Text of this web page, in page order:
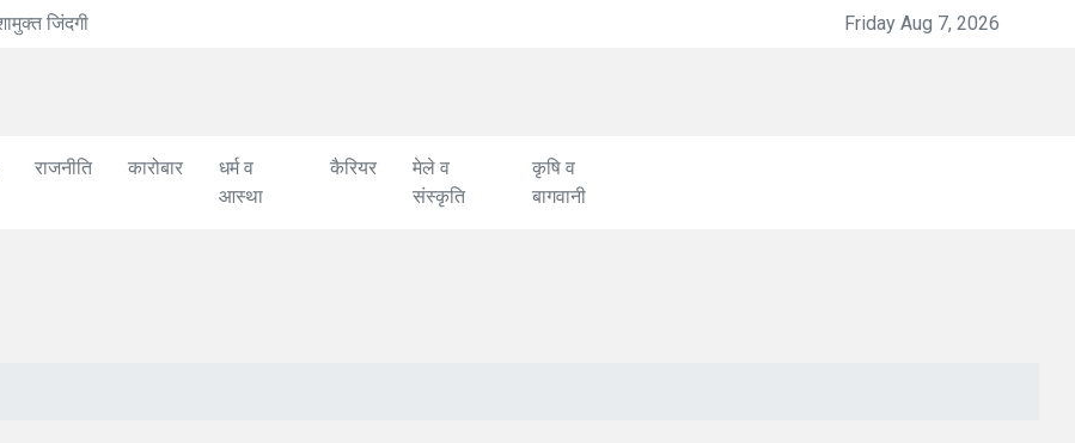
देवीधुरा बगवाल 28 अगस्त को
Friday Aug 7, 2026
राजनीति कारोबार
धर्म व
आस्था
कैरियर
मेले व
संस्कृति
कृषि व
बागवानी